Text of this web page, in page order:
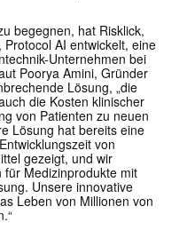
begegnen, hat Risklick,
AI entwickelt, eine
Unternehmen bei
Poorya Amini, Gründer
Lösung, „die
die Kosten klinischer
von Patienten zu neuen
Lösung hat bereits eine
von
gezeigt, und wir
Medizinprodukte mit
Unsere innovative
Leben von Millionen von